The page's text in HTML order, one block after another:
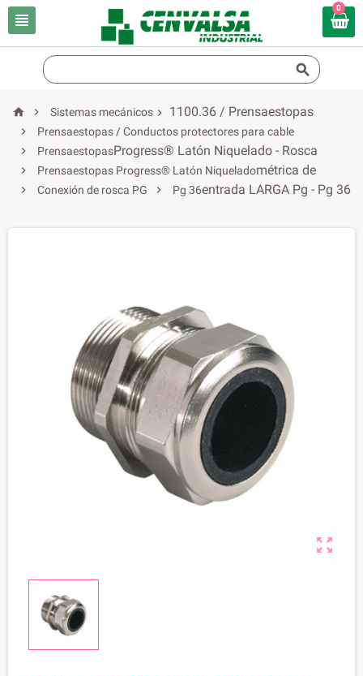

0

 
Sistemas mecánicos

Prensaestopas / Conductos protectores para cable

Prensaestopas

Prensaestopas Progress® Latón Niquelado

Conexión de rosca PG  Pg 36
 1100.36 / Prensaestopas
Progress® Latón Niquelado - Rosca
métrica de
entrada LARGA Pg - Pg 36
